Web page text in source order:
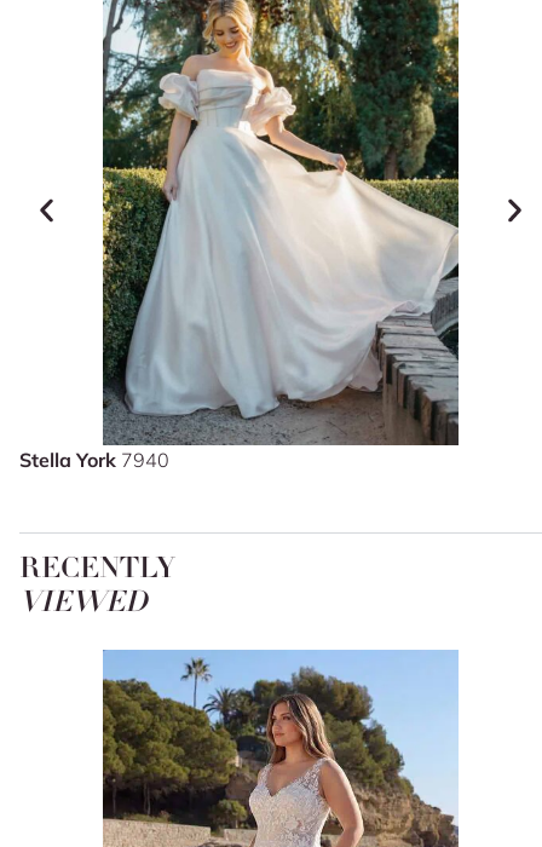
Stella York 7940
RECENTLY
VIEWED